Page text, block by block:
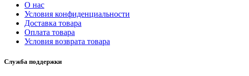
О нас
Условия конфиденциальности
Доставка товара
Оплата товара
Условия возврата товара
Служба поддержки